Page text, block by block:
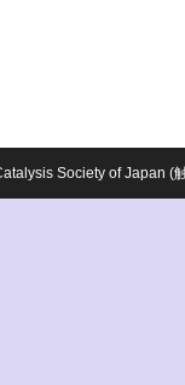
Society of Japan (